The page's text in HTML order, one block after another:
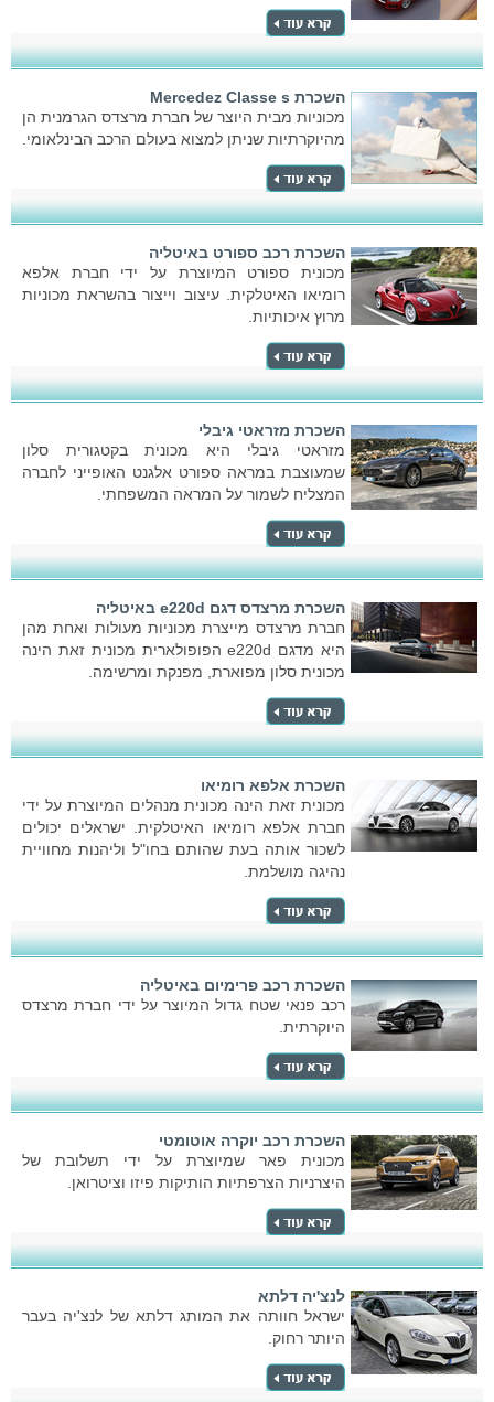
השכרת Mercedez Classe s
מכוניות מבית היוצר של חברת מרצדס הגרמנית הן
מהיוקרתיות שניתן למצוא בעולם הרכב הבינלאומי.
השכרת רכב ספורט באיטליה
מכונית ספורט המיוצרת על ידי חברת אלפא
רומיאו האיטלקית. עיצוב וייצור בהשראת מכוניות
מרוץ איכותיות.
השכרת מזראטי גיבלי
מזראטי גיבלי היא מכונית בקטגורית סלון
שמעוצבת במראה ספורט אלגנט האופייני לחברה
המצליח לשמור על המראה המשפחתי.
השכרת מרצדס דגם e220d באיטליה
חברת מרצדס מייצרת מכוניות מעולות ואחת מהן
היא מדגם e220d הפופולארית מכונית זאת הינה
מכונית סלון מפוארת, מפנקת ומרשימה.
השכרת אלפא רומיאו
מכונית זאת הינה מכונית מנהלים המיוצרת על ידי
חברת אלפא רומיאו האיטלקית. ישראלים יכולים
לשכור אותה בעת שהותם בחו"ל וליהנות מחוויית
נהיגה מושלמת.
השכרת רכב פרימיום באיטליה
רכב פנאי שטח גדול המיוצר על ידי חברת מרצדס
היוקרתית.
השכרת רכב יוקרה אוטומטי
מכונית פאר שמיוצרת על ידי תשלובת של
היצרניות הצרפתיות הותיקות פיזו וציטרואן.
לנצ'יה דלתא
ישראל חוותה את המותג דלתא של לנצ'יה בעבר
היותר רחוק.